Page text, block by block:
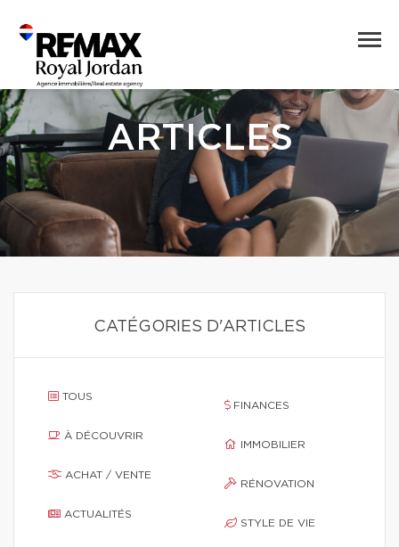
ARTICLES
CATÉGORIES D'ARTICLES
TOUS
À DÉCOUVRIR
ACHAT / VENTE
ACTUALITÉS
FINANCES
IMMOBILIER
RÉNOVATION
STYLE DE VIE